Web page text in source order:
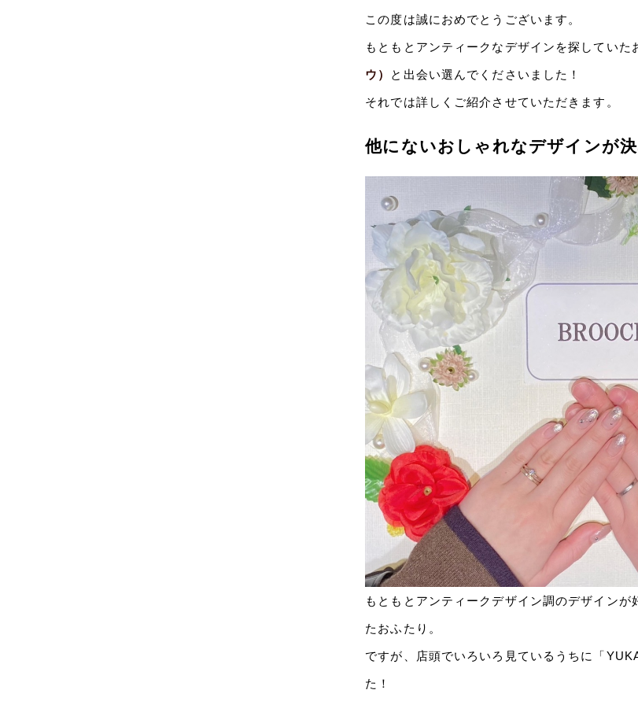
この度は誠におめでとうございます。
もともとアンティークなデザインを探していた
ウ） と出会い選んでくださいました！
それでは詳しくご紹介させていただきます。
他にないおしゃれなデザインが決
もともとアンティークデザイン調のデザイン
たおふたり。
ですが、店頭でいろいろ見ているうちに「
た！